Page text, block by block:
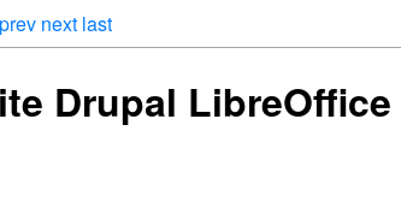
prev next last
Drupal